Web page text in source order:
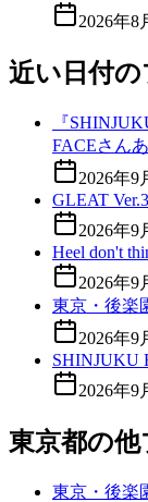
2026年8
近い日付
『
FACEさん
2026年9
GLEAT
2026年9
Heel don't
2026年9
東京・後楽
2026年9
SHINJUKU
2026年9
東京都の
東京・後楽